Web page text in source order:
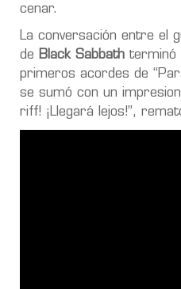
cenar.
La conversación entre el
de Black Sabbath terminó
primeros acordes de
se sumó con un
riff! ¡Llegará lejos!”,